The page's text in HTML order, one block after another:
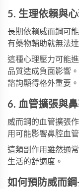
5. 生理依賴與
長期依賴威而鋼可
有藥物輔助就無法
這種心理壓力可能
品質造成負面影響
諮詢顯得格外重要。
6. 血管擴張與
威而鋼的血管擴張
用可能影響鼻腔血
這類副作用雖然通
生活的舒適度。
如何預防威而鋼